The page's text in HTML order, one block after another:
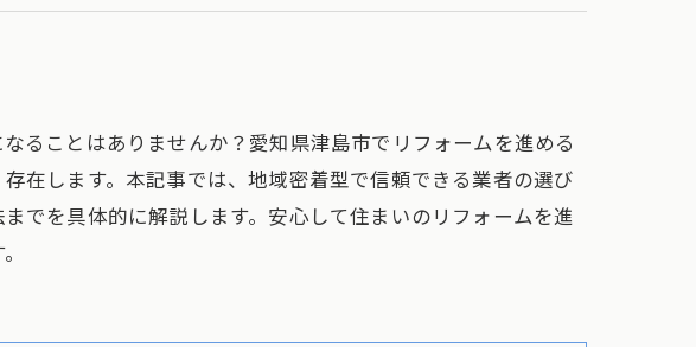
ることはありませんか？愛知県津島市でリフォームを進める
在します。本記事では、地域密着型で信頼できる業者の選び
でを具体的に解説します。安心して住まいのリフォームを進